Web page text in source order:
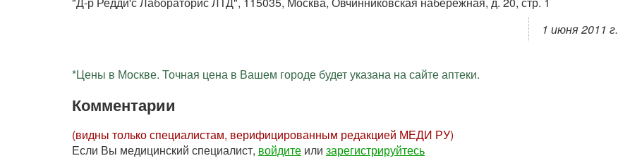
1 июня 2011 г.
*Цены в Москве. Точная цена в Вашем городе будет указана на сайте аптеки.
Комментарии
(видны только специалистам, верифицированным редакцией МЕДИ РУ)
Если Вы медицинский специалист, войдите или зарегистрируйтесь